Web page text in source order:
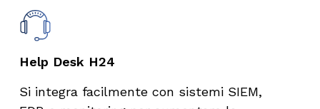
Help Desk H24​
Si integra facilmente con sistemi SIEM,